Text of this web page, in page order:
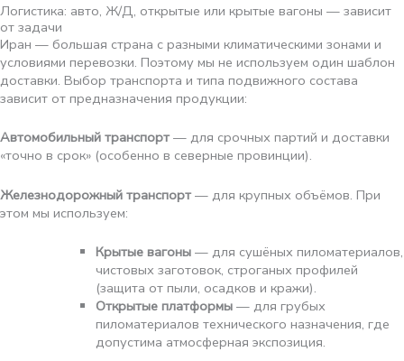
Логистика: авто, Ж/Д, открытые или крытые вагоны — зависит
от задачи
Иран — большая страна с разными климатическими зонами и
условиями перевозки. Поэтому мы не используем один шаблон
доставки. Выбор транспорта и типа подвижного состава
зависит от предназначения продукции:
Автомобильный транспорт — для срочных партий и доставки
«точно в срок» (особенно в северные провинции).
Железнодорожный транспорт — для крупных объёмов. При
этом мы используем:
Крытые вагоны— для сушёных пиломатериалов,
чистовых заготовок, строганых профилей
(защита от пыли, осадков и кражи).
Открытые платформы— для грубых
пиломатериалов технического назначения, где
допустима атмосферная экспозиция.